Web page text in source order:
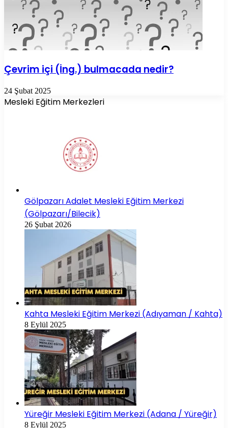
Çevrim içi (İng.) bulmacada nedir?
24 Şubat 2025
Mesleki Eğitim Merkezleri
Gölpazarı Adalet Mesleki Eğitim Merkezi
(Gölpazarı/Bilecik)
26 Şubat 2026
Kahta Mesleki Eğitim Merkezi (Adıyaman / Kahta)
8 Eylül 2025
Yüreğir Mesleki Eğitim Merkezi (Adana / Yüreğir)
8 Eylül 2025